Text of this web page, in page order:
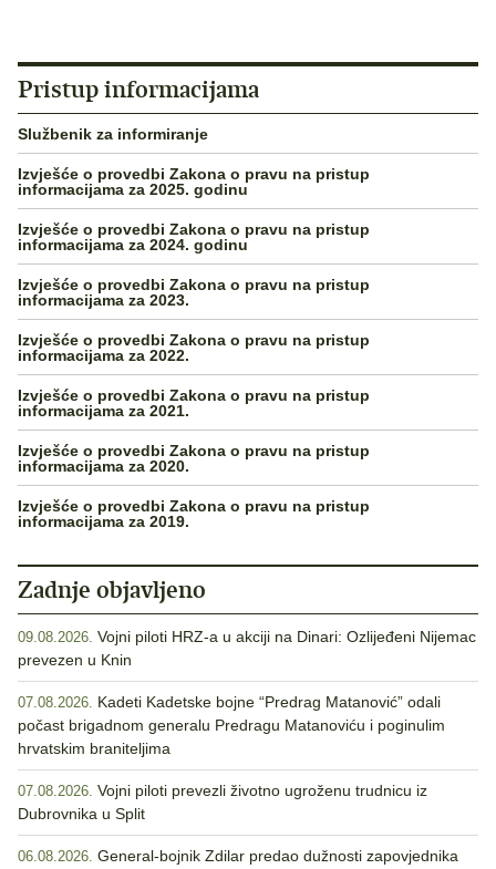
Pristup informacijama
Službenik za informiranje
Izvješće o provedbi Zakona o pravu na pristup
informacijama za 2025. godinu
Izvješće o provedbi Zakona o pravu na pristup
informacijama za 2024. godinu
Izvješće o provedbi Zakona o pravu na pristup
informacijama za 2023.
Izvješće o provedbi Zakona o pravu na pristup
informacijama za 2022.
Izvješće o provedbi Zakona o pravu na pristup
informacijama za 2021.
Izvješće o provedbi Zakona o pravu na pristup
informacijama za 2020.
Izvješće o provedbi Zakona o pravu na pristup
informacijama za 2019.
Zadnje objavljeno
09.08.2026. Vojni piloti HRZ-a u akciji na Dinari: Ozlijeđeni Nijemac
prevezen u Knin
07.08.2026. Kadeti Kadetske bojne “Predrag Matanović” odali
počast brigadnom generalu Predragu Matanoviću i poginulim
hrvatskim braniteljima
07.08.2026. Vojni piloti prevezli životno ugroženu trudnicu iz
Dubrovnika u Split
06.08.2026. General-bojnik Zdilar predao dužnosti zapovjednika